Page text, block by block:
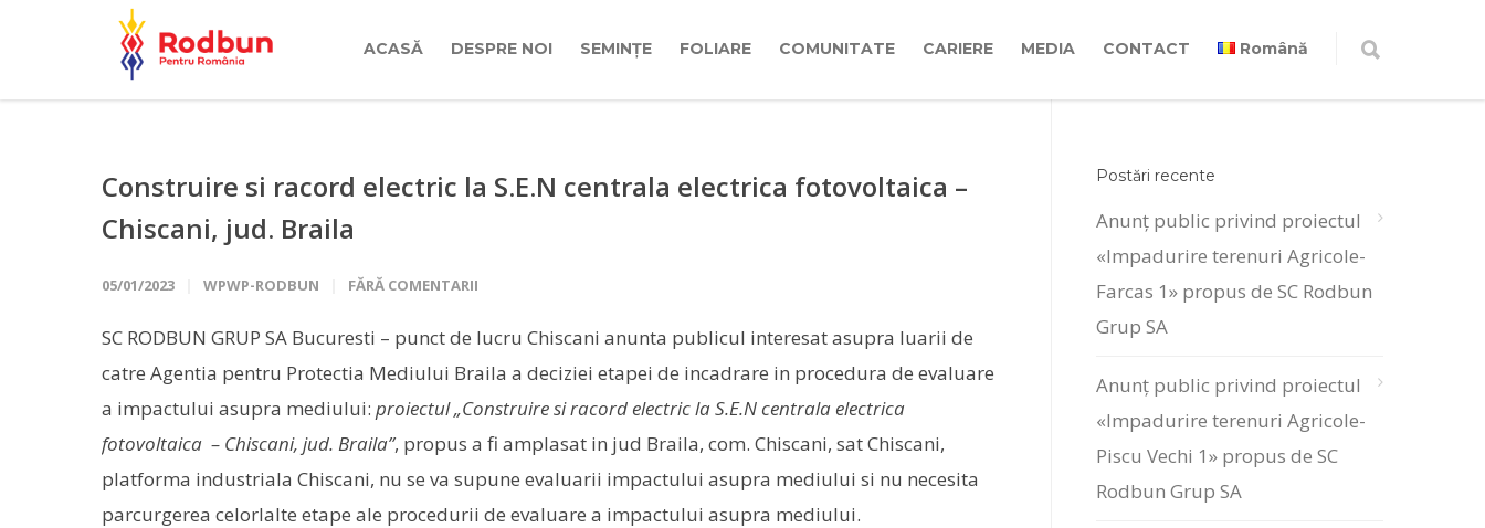
ACASĂ DESPRE NOI SEMINȚE FOLIARE COMUNITATE CARIERE MEDIA CONTACT Română
Construire si racord electric la S.E.N centrala electrica fotovoltaica –
Chiscani, jud. Braila
05/01/2023 WPWP-RODBUN FĂRĂ COMENTARII
SC RODBUN GRUP SA Bucuresti – punct de lucru Chiscani anunta publicul interesat asupra luarii de
catre Agentia pentru Protectia Mediului Braila a deciziei etapei de incadrare in procedura de evaluare
a impactului asupra mediului: proiectul „Construire si racord electric la S.E.N centrala electrica
fotovoltaica – Chiscani, jud. Braila”, propus a fi amplasat in jud Braila, com. Chiscani, sat Chiscani,
platforma industriala Chiscani, nu se va supune evaluarii impactului asupra mediului si nu necesita
parcurgerea celorlalte etape ale procedurii de evaluare a impactului asupra mediului.
Postări recente
Anunț public privind proiectul
«Impadurire terenuri Agricole-
Farcas 1» propus de SC Rodbun
Grup SA
Anunț public privind proiectul
«Impadurire terenuri Agricole-
Piscu Vechi 1» propus de SC
Rodbun Grup SA